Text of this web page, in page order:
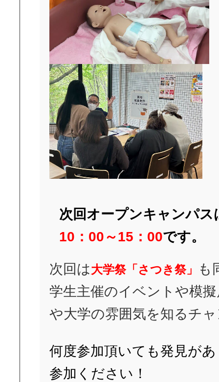
次回オープンキャンパス
10：00～15：00です。
次回は大学祭「さつき祭」
も
学生主催のイベントや模
や大学の雰囲気を知るチ
何度参加頂いても発見が
参加ください！